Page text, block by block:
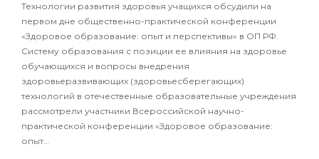
Технологии развития здоровья учащихся обсудили на
первом дне общественно-практической конференции
«Здоровое образование: опыт и перспективы» в ОП РФ.
Систему образования с позиции ее влияния на здоровье
обучающихся и вопросы внедрения
здоровьеразвивающих (здоровьесберегающих)
технологий в отечественные образовательные учреждения
рассмотрели участники Всероссийской научно-
практической конференции «Здоровое образование:
опыт…